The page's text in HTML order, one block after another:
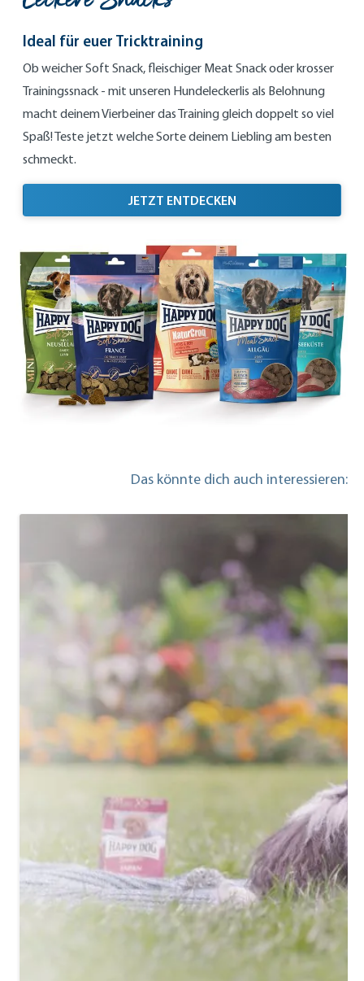
Ideal für euer Tricktraining
Ob weicher Soft Snack, fleischiger Meat Snack oder krosser
Trainingssnack - mit unseren Hundeleckerlis als Belohnung
macht deinem Vierbeiner das Training gleich doppelt so viel
Spaß! Teste jetzt welche Sorte deinem Liebling am besten
schmeckt.
JETZT ENTDECKENIDEAL FÜR EUER
Das könnte dich auch interessieren: